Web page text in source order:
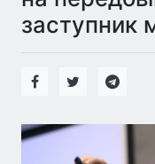
заступник